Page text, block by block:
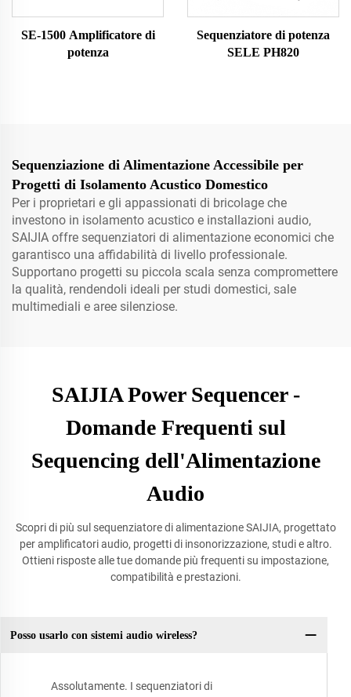
SE-1500 Amplificatore di
potenza
Sequenziatore di potenza
SELE PH820
Sequenziazione di Alimentazione Accessibile per
Progetti di Isolamento Acustico Domestico
Per i proprietari e gli appassionati di bricolage che
investono in isolamento acustico e installazioni audio,
SAIJIA offre sequenziatori di alimentazione economici che
garantisco una affidabilità di livello professionale.
Supportano progetti su piccola scala senza compromettere
la qualità, rendendoli ideali per studi domestici, sale
multimediali e aree silenziose.
SAIJIA Power Sequencer -
Domande Frequenti sul
Sequencing dell'Alimentazione
Audio
Scopri di più sul sequenziatore di alimentazione SAIJIA, progettato
per amplificatori audio, progetti di insonorizzazione, studi e altro.
Ottieni risposte alle tue domande più frequenti su impostazione,
compatibilità e prestazioni.
Posso usarlo con sistemi audio wireless?
Assolutamente. I sequenziatori di